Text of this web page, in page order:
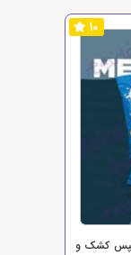
10
کشک و